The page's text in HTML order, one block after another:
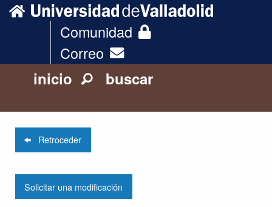
Comunidad
Correo
inicio
buscar
Retroceder
Solicitar una modificación